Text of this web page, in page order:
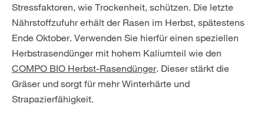
Stressfaktoren, wie Trockenheit, schützen. Die letzte
Nährstoffzufuhr erhält der Rasen im Herbst, spätestens
Ende Oktober. Verwenden Sie hierfür einen speziellen
Herbstrasendünger mit hohem Kaliumteil wie den
COMPO BIO Herbst-Rasendünger. Dieser stärkt die
Gräser und sorgt für mehr Winterhärte und
Strapazierfähigkeit.